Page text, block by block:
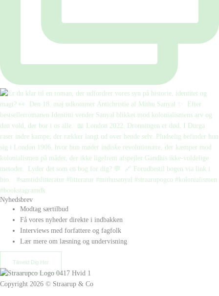
Nyhedsbrev
Modtag særtilbud
Få vores nyheder direkte i indbakken
Interviews med forfattere og fagfolk
Lær mere om læsning og undervisning
Tilmeld Dig Her
Copyright 2026 © Straarup & Co